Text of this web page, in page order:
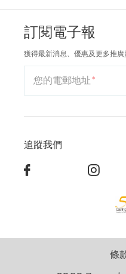
訂閱電子報
獲得最新消息、優惠及更多推廣
您的電郵地址
追蹤我們
條